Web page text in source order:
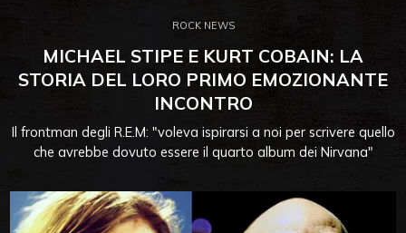
ROCK NEWS
MICHAEL STIPE E KURT COBAIN: LA
STORIA DEL LORO PRIMO EMOZIONANTE
INCONTRO
Il frontman degli R.E.M: "voleva ispirarsi a noi per scrivere quello
che avrebbe dovuto essere il quarto album dei Nirvana"